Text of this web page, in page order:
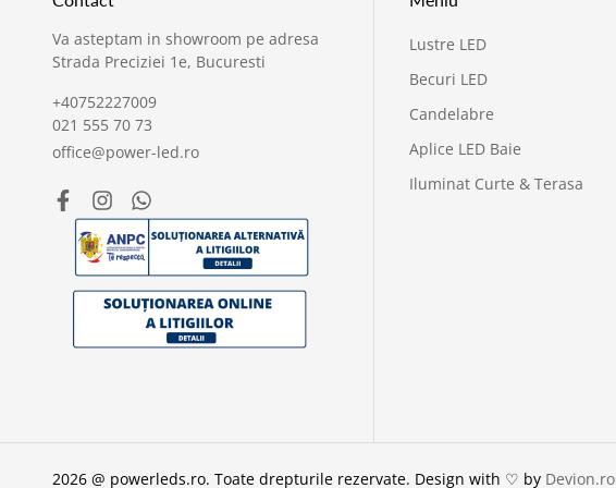
Va asteptam in showroom pe adresa
Strada Preciziei 1e, Bucuresti
+40752227009
021 555 70 73
office@power-led.ro
Lustre LED
Becuri LED
Candelabre
Aplice LED Baie
Iluminat Curte & Terasa
2026 @ powerleds.ro. Toate drepturile rezervate. Design with ♡ by Devion.ro